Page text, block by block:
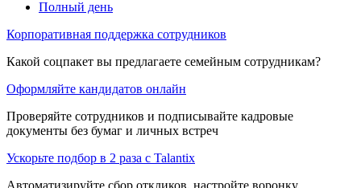
Полный день
Корпоративная поддержка сотрудников
Какой соцпакет вы предлагаете семейным сотрудникам?
Оформляйте кандидатов онлайн
Проверяйте сотрудников и подписывайте кадровые
документы без бумаг и личных встреч
Ускорьте подбор в 2 раза с Talantix
Автоматизируйте сбор откликов, настройте воронку,